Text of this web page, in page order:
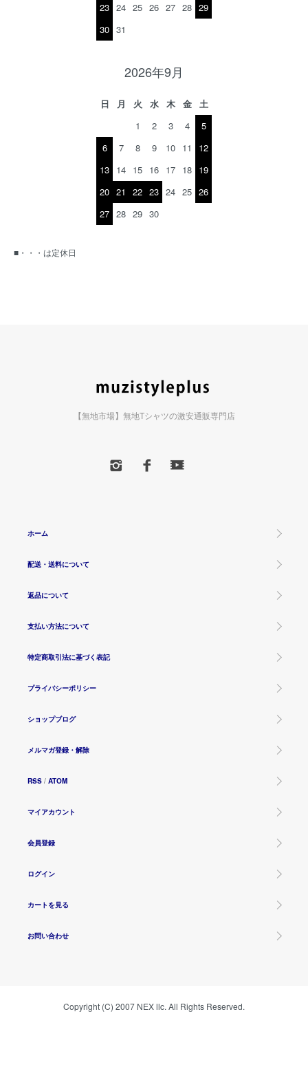
23 24 25 26 27 28 29
30 31
2026年9月
日 月 火 水 木 金
土
1
2 3 4
5
6
7 8 9 10 11
12
13 14 15 16 17 18 19
20 21 22 23 24 25 26
27 28 29 30
■・・・は定休日
【無地市場】無地Tシャツの激安通販専門店
ホーム
配送・送料について
返品について
支払い方法について
特定商取引法に基づく表記
プライバシーポリシー
ショップブログ
メルマガ登録・解除
RSS / ATOM
マイアカウント
会員登録
ログイン
カートを見る
お問い合わせ
Copyright (C) 2007 NEX llc. All Rights Reserved.